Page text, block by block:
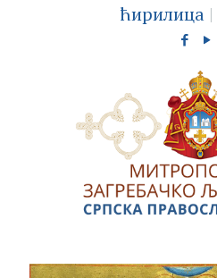
ћирилица |